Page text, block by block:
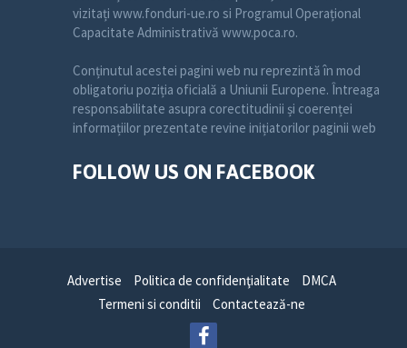
vizitați www.fonduri-ue.ro si Programul Operațional
Capacitate Administrativă www.poca.ro.
Conținutul acestei pagini web nu reprezintă în mod
obligatoriu poziția oficială a Uniunii Europene. Întreaga
responsabilitate asupra corectitudinii și coerenței
informațiilor prezentate revine inițiatorilor paginii web
FOLLOW US ON FACEBOOK
Advertise Politica de confidenţialitate
DMCA
Termeni si conditii
Contactează-ne